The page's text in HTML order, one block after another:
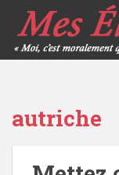
autriche